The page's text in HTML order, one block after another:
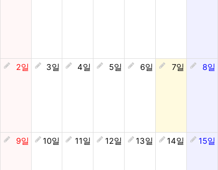
2일 3일 4일 5일 6일 7일 8일
9일 10일 11일 12일 13일 14일 15일